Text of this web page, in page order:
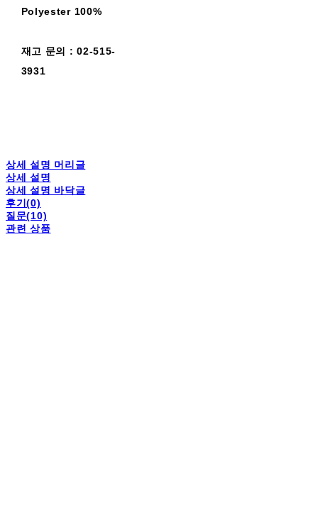
Polyester 100%
재고 문의 : 02-515-
3931
상세 설명 머리글
상세 설명
상세 설명 바닥글
후기(0)
질문(10)
관련 상품